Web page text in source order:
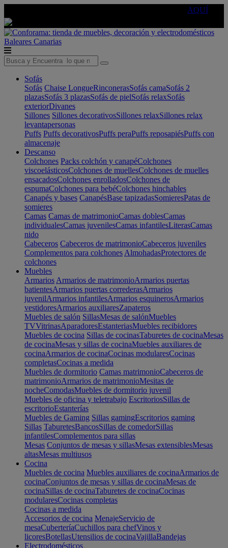
AQUÍ
Baleares Canarias
Sofás
Sofás Chaise LongueRinconerasSofás camaSofás 2
plazasSofás 3 plazasSofás de pielSofás relaxSofás
exteriorDivanes
Sillones Sillones decorativosSillones relaxSillones relax
levantapersonas
Puffs Puffs decorativosPuffs peraPuffs reposapiésPuffs con
almacenaje
Descanso
Colchones Packs colchón y canapéColchones
viscoelásticosColchones de muellesColchones de muelles
ensacadosColchones enrolladosColchones de
espumaColchones para bebéColchones hinchables
Canapés y bases CanapésBase tapizadasSomieresPatas de
somieres
Camas Camas de matrimonioCamas doblesCamas
individualesCamas juvenilesCamas infantilesLiterasCamas
nido
Cabeceros Cabeceros de matrimonioCabeceros juveniles
Complementos para colchones AlmohadasProtectores de
colchones
Muebles
Armarios Armarios de matrimonioArmarios puertas
batientesArmarios puertas correderasArmarios
juvenilArmarios infantilesArmarios esquinerosArmarios
vestidoresArmarios auxiliaresZapateros
Muebles de salón SillasMesas de salónMuebles
TVVitrinasAparadoresEstanteriasMuebles recibidores
Muebles de cocina Sillas de cocinasTaburetes de cocinaMesas
de cocinaMesas y sillas de cocinaMuebles auxiliares de
cocinaArmarios de cocinaCocinas modularesCocinas
completasCocinas a medida
Muebles de dormitorio Camas matrimonioCabeceros de
matrimonioArmarios de matrimonioMesitas de
nocheComodasMuebles de dormitorio juvenil
Muebles de oficina y teletrabajo EscritoriosSillas de
escritorioEstanterías
Muebles de Gaming Sillas gamingEscritorios gaming
Sillas TaburetesBancosSillas de comedorSillas
infantilesComplementos para sillas
Mesas Conjuntos de mesas y sillasMesas extensiblesMesas
altasMesas multiusos
Cocina
Muebles de cocina Muebles auxiliares de cocinaArmarios de
cocinaConjuntos de mesas y sillas de cocinaMesas de
cocinaSillas de cocinaTaburetes de cocinaCocinas
modularesCocinas completas
Cocinas a medida
Accesorios de cocina MenajeServicio de
mesaCuberteríaCuchillos para chefVinos y
licoresBotellasUtensilios de cocinaVajillaBandejas
Electrodomésticos